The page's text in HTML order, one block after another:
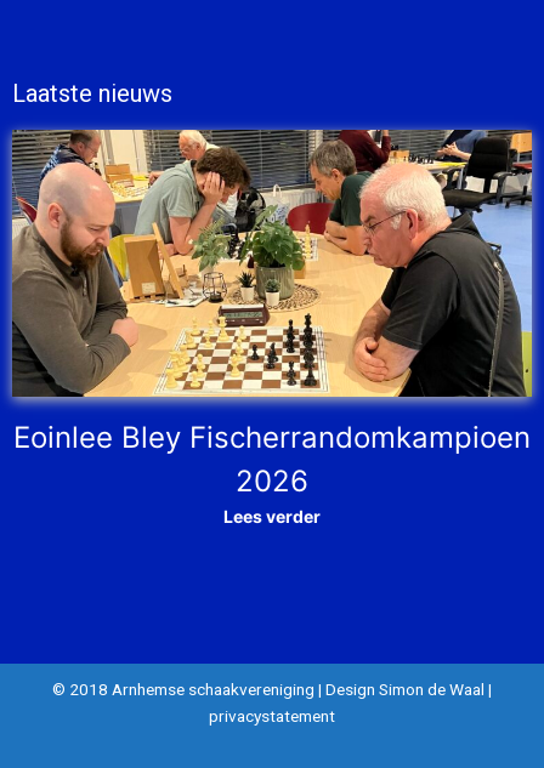
Laatste nieuws
Eoinlee Bley Fischerrandomkampioen
2026
Lees verder
© 2018 Arnhemse schaakvereniging | Design Simon de Waal |
privacystatement